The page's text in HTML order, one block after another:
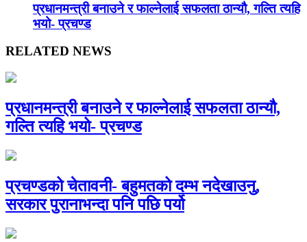
प्रधानमन्त्री बनाउने र फाल्नेलाई सफलता ठान्यौ, गल्ति त्यहि
भयो- प्रचण्ड
RELATED NEWS
प्रधानमन्त्री बनाउने र फाल्नेलाई सफलता ठान्यौ,
गल्ति त्यहि भयो- प्रचण्ड
प्रचण्डको चेतावनी- बहुमतको दम्भ नदेखाउनु,
सरकार पुरानाभन्दा पनि पछि पर्यो